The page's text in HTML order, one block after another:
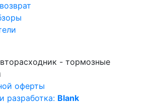
- тормозные
оферты
разработка: Blank